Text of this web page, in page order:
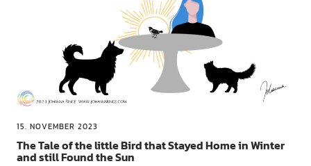
15. NOVEMBER 2023
The Tale of the little Bird that Stayed Home in Winter
and still Found the Sun